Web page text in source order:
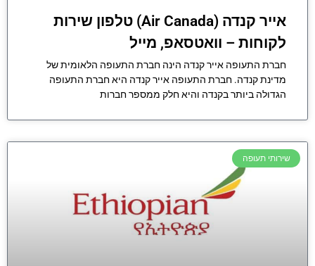
אייר קנדה (Air Canada) טלפון שירות
לקוחות – וואטסאפ, מייל
חברת התעופה אייר קנדה הינה חברת התעופה הלאומית של
מדינת קנדה. חברת התעופה אייר קנדה היא חברת התעופה
הגדולה ביותר בקנדה והיא חלק ממספר חברות
שירותי תעופה